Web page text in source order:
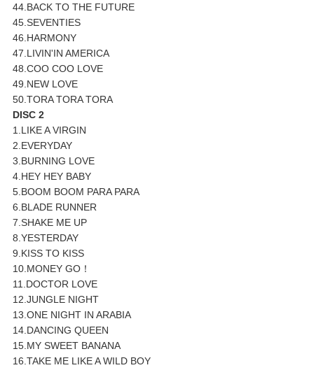
44.BACK TO THE FUTURE
45.SEVENTIES
46.HARMONY
47.LIVIN'IN AMERICA
48.COO COO LOVE
49.NEW LOVE
50.TORA TORA TORA
DISC 2
1.LIKE A VIRGIN
2.EVERYDAY
3.BURNING LOVE
4.HEY HEY BABY
5.BOOM BOOM PARA PARA
6.BLADE RUNNER
7.SHAKE ME UP
8.YESTERDAY
9.KISS TO KISS
10.MONEY GO！
11.DOCTOR LOVE
12.JUNGLE NIGHT
13.ONE NIGHT IN ARABIA
14.DANCING QUEEN
15.MY SWEET BANANA
16.TAKE ME LIKE A WILD BOY